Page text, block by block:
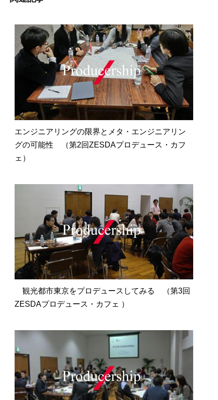
エンジニアリングの限界とメタ・エンジニアリン
グの可能性 （第2回ZESDAプロデュース・カフ
ェ）
観光都市東京をプロデュースしてみる （第3回
ZESDAプロデュース・カフェ ）